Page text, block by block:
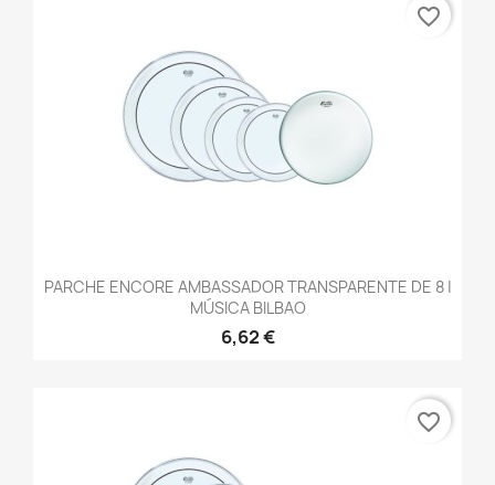
PARCHE ENCORE AMBASSADOR TRANSPARENTE DE 8 |
MÚSICA BILBAO
6,62 €
favorite_border
favorite_border